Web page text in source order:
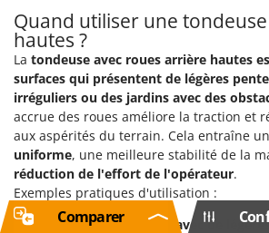
Quand utiliser une
hautes ?
La tondeuse avec roues arrière hautes
surfaces qui présentent de légères
irréguliers ou des jardins avec des
accrue des roues améliore la traction et
aux aspérités du terrain. Cela entraîne
uniforme, une meilleure stabilité de la
réduction de l'effort de l'opérateur.
Exemples pratiques d'utilisation :
Gazons résidentiels avec de
Comparer